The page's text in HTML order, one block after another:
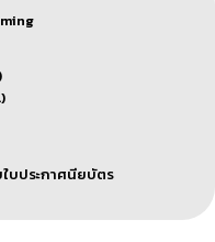
บประกาศนียบัตร